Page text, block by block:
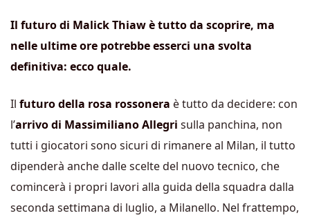
Il futuro di Malick Thiaw è tutto da scoprire, ma
nelle ultime ore potrebbe esserci una svolta
definitiva: ecco quale.
Il futuro della rosa rossonera è tutto da decidere: con
l’arrivo di Massimiliano Allegri sulla panchina, non
tutti i giocatori sono sicuri di rimanere al Milan, il tutto
dipenderà anche dalle scelte del nuovo tecnico, che
comincerà i propri lavori alla guida della squadra dalla
seconda settimana di luglio, a Milanello. Nel frattempo,